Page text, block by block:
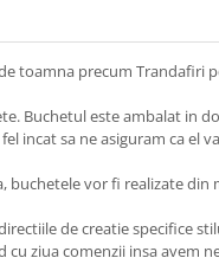
toamna precum Trandafiri
Buchetul este ambalat in
incat sa ne asiguram ca el
vor fi realizate din
de creatie specifice
cu ziua comenzii insa avem